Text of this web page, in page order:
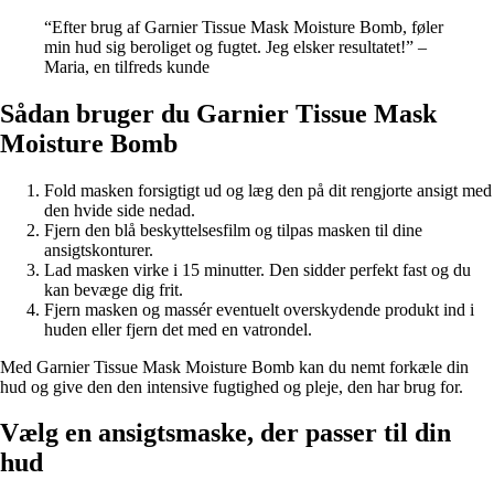
“Efter brug af Garnier Tissue Mask Moisture Bomb, føler
min hud sig beroliget og fugtet. Jeg elsker resultatet!” –
Maria, en tilfreds kunde
Sådan bruger du Garnier Tissue Mask
Moisture Bomb
Fold masken forsigtigt ud og læg den på dit rengjorte ansigt med
den hvide side nedad.
Fjern den blå beskyttelsesfilm og tilpas masken til dine
ansigtskonturer.
Lad masken virke i 15 minutter. Den sidder perfekt fast og du
kan bevæge dig frit.
Fjern masken og massér eventuelt overskydende produkt ind i
huden eller fjern det med en vatrondel.
Med Garnier Tissue Mask Moisture Bomb kan du nemt forkæle din
hud og give den den intensive fugtighed og pleje, den har brug for.
Vælg en ansigtsmaske, der passer til din
hud